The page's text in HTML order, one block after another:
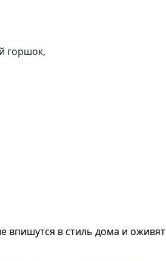
горшок,
впишутся в стиль дома и оживят